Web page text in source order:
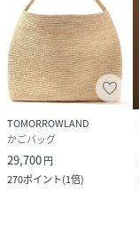
TOMORROWLAND
かごバッグ
29,700円
270ポイント(1倍)